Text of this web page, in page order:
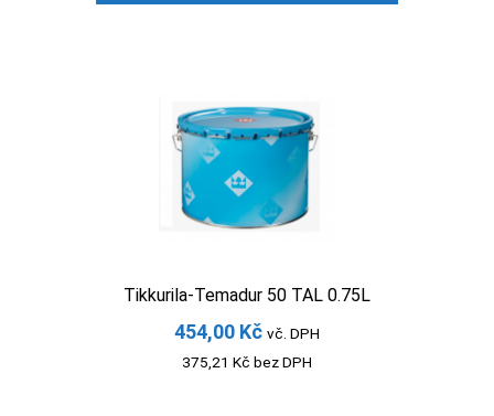
Tikkurila-Temadur 50 TAL 0.75L
454,00 Kč vč. DPH
375,21 Kč bez DPH